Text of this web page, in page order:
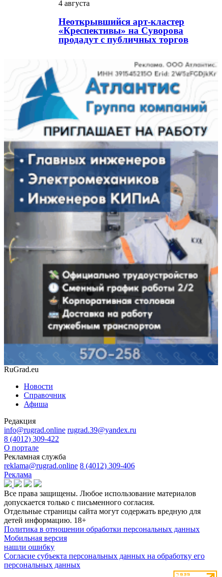
4 августа
Неоткрывшийся арт-кластер
«Креспективы» на Суворова
продадут с публичных торгов
RuGrad.eu
Новости
Справочник
Афиша
Редакция
info@rugrad.online rugrad.39@yandex.ru
8 (4012) 309-422
О портале
Рекламная служба
reklama@rugrad.online 8 (4012) 309-406
Реклама
Все права защищены. Любое использование материалов
допускается только с письменного согласия.
Отдельные страницы сайта могут содержать вредную для
детей информацию. 18+
Политика в отношении обработки персональных данных
Мобильная версия
нашли ошибку
Согласие субъекта персональных данных на обработку его
персональных данных